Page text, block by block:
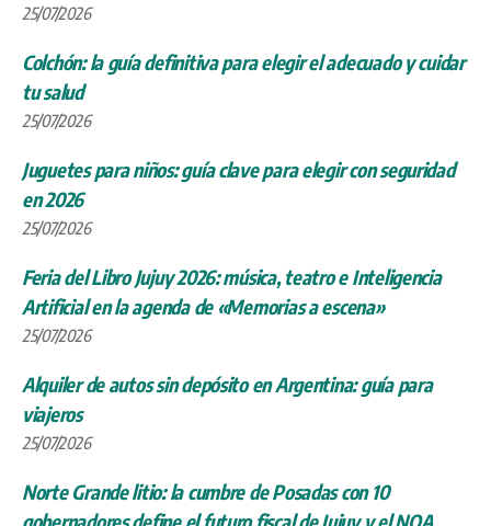
25/07/2026
Colchón: la guía definitiva para elegir el adecuado y cuidar
tu salud
25/07/2026
Juguetes para niños: guía clave para elegir con seguridad
en 2026
25/07/2026
Feria del Libro Jujuy 2026: música, teatro e Inteligencia
Artificial en la agenda de «Memorias a escena»
25/07/2026
Alquiler de autos sin depósito en Argentina: guía para
viajeros
25/07/2026
Norte Grande litio: la cumbre de Posadas con 10
gobernadores define el futuro fiscal de Jujuy y el NOA